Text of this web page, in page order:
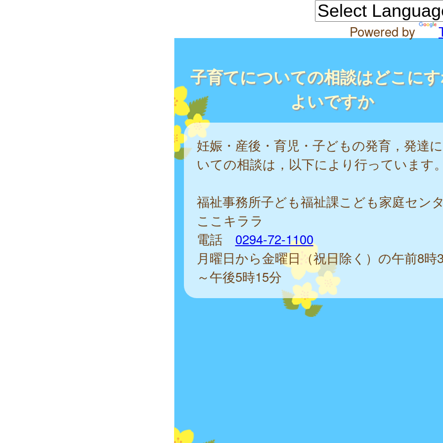
Powered by
子育てについての相談はどこに
よいですか
妊娠・産後・育児・子どもの発育，発達
いての相談は，以下により行っています
福祉事務所子ども福祉課こども家庭セン
ここキララ
電話 0294-72-1100
月曜日から金曜日（祝日除く）の午前8時
～午後5時15分